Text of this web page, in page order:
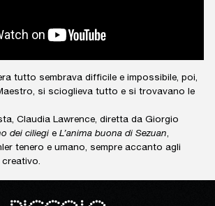
tutto sembrava difficile e impossibile, poi,
si scioglieva tutto e si trovavano le
Claudia Lawrence, diretta da Giorgio
dei ciliegi e L’anima buona di Sezuan,
tenero e umano, sempre accanto agli